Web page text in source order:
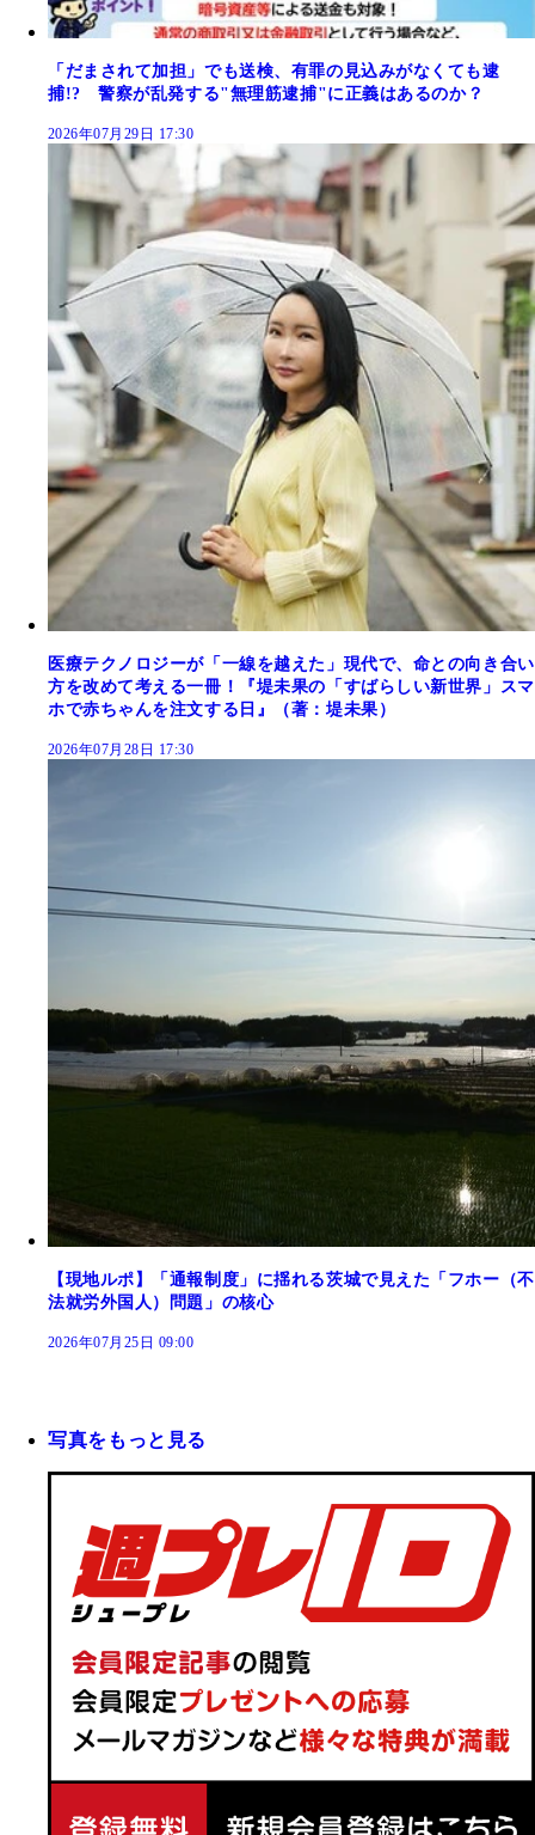
「だまされて加担」でも送検、有罪の見込みがなくても逮
捕!? 警察が乱発する"無理筋逮捕"に正義はあるのか？
2026年07月29日 17:30
医療テクノロジーが「一線を越えた」現代で、命との向き合い
方を改めて考える一冊！『堤未果の「すばらしい新世界」スマ
ホで赤ちゃんを注文する日』（著：堤未果）
2026年07月28日 17:30
【現地ルポ】「通報制度」に揺れる茨城で見えた「フホー（不
法就労外国人）問題」の核心
2026年07月25日 09:00
写真をもっと見る